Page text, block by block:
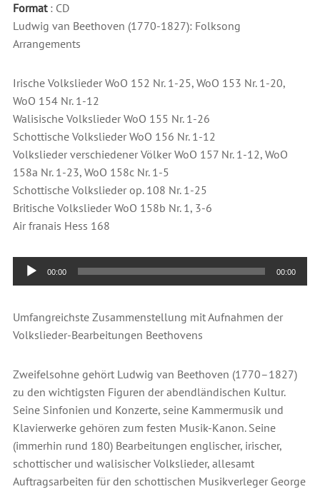
Format: CD
Ludwig van Beethoven (1770-1827): Folksong
Arrangements
Irische Volkslieder WoO 152 Nr. 1-25, WoO 153 Nr. 1-20,
WoO 154 Nr. 1-12
Walisische Volkslieder WoO 155 Nr. 1-26
Schottische Volkslieder WoO 156 Nr. 1-12
Volkslieder verschiedener Völker WoO 157 Nr. 1-12, WoO
158a Nr. 1-23, WoO 158c Nr. 1-5
Schottische Volkslieder op. 108 Nr. 1-25
Britische Volkslieder WoO 158b Nr. 1, 3-6
Air franais Hess 168
Audio-
Player
00:00 00:00
Umfangreichste Zusammenstellung mit Aufnahmen der
Volkslieder-Bearbeitungen Beethovens
Zweifelsohne gehört Ludwig van Beethoven (1770–1827)
zu den wichtigsten Figuren der abendländischen Kultur.
Seine Sinfonien und Konzerte, seine Kammermusik und
Klavierwerke gehören zum festen Musik-Kanon. Seine
(immerhin rund 180) Bearbeitungen englischer, irischer,
schottischer und walisischer Volkslieder, allesamt
Auftragsarbeiten für den schottischen Musikverleger George